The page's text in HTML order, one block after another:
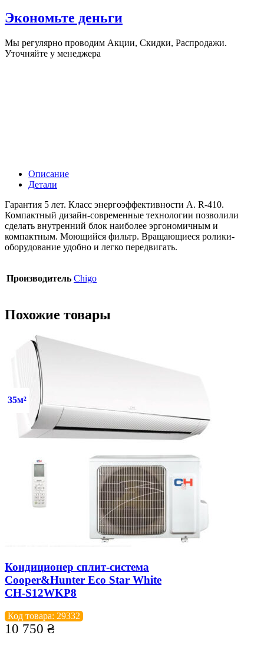
Экономьте деньги
Мы регулярно проводим Акции, Скидки, Распродажи.
Уточняйте у менеджера
Описание
Детали
Гарантия 5 лет. Класс энергоэффективности А. R-410.
Компактный дизайн-современные технологии позволили
сделать внутренний блок наиболее эргономичным и
компактным. Моющийся фильтр. Вращающиеся ролики-
оборудование удобно и легко передвигать.
Производитель Chigo
Похожие товары
35м²
Кондиционер сплит-система
Cooper&Hunter Eco Star White
CH-S12WKP8
Код товара: 29332
10 750 ₴